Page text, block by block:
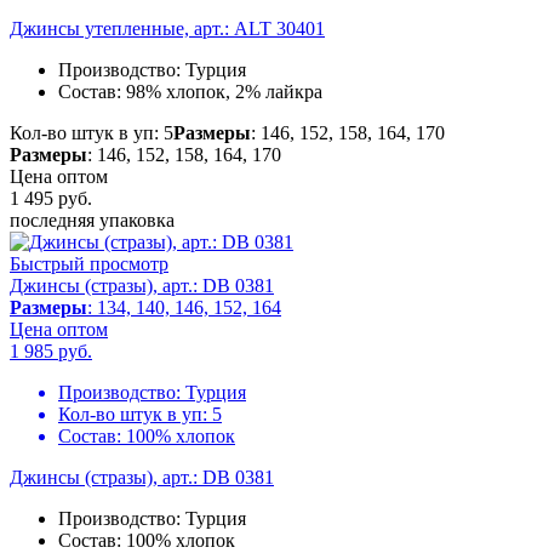
Джинсы утепленные, арт.: ALT 30401
Производство: Турция
Состав: 98% хлопок, 2% лайкра
Кол-во штук в уп: 5Размеры: 146, 152, 158, 164, 170
Размеры: 146, 152, 158, 164, 170
Цена оптом
1 495 руб.
последняя упаковка
Быстрый просмотр
Джинсы (стразы), арт.: DB 0381
Размеры: 134, 140, 146, 152, 164
Цена оптом
1 985 руб.
Производство: Турция
Кол-во штук в уп: 5
Состав: 100% хлопок
Джинсы (стразы), арт.: DB 0381
Производство: Турция
Состав: 100% хлопок